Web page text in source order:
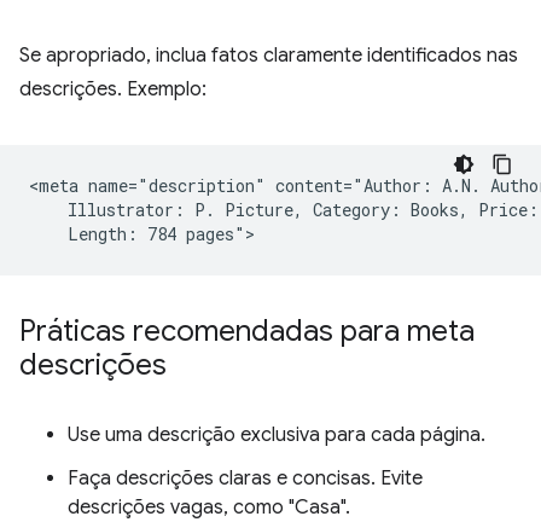
Se apropriado, inclua fatos claramente identificados nas
descrições. Exemplo:
<meta name="description" content="Author: A.N.
Illustrator: P. Picture, Category: Books,
Práticas recomendadas para meta
descrições
Use uma descrição exclusiva para cada página.
Faça descrições claras e concisas. Evite
descrições vagas, como "Casa".